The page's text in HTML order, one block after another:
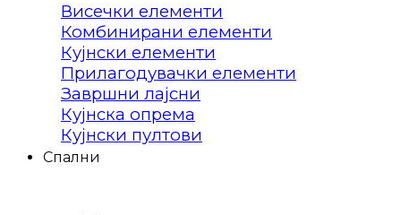
Висечки елементи
Комбинирани елементи
Кујнски елементи
Прилагодувачки елементи
Завршни лајсни
Кујнска опрема
Кујнски пултови
Спални